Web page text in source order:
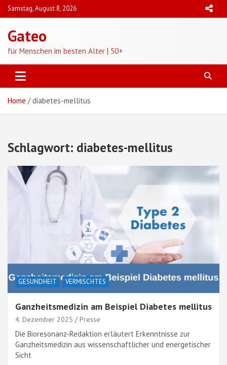
Skip
to
Samstag, August 8, 2026
Gateo
für Menschen im besten Alter | 50+
Home diabetes-mellitus
Schlagwort: diabetes-mellitus
GESUNDHEIT VERMISCHTES
Ganzheitsmedizin am Beispiel Diabetes mellitus
4. Dezember 2025 Presse
Die Bioresonanz-Redaktion erläutert Erkenntnisse zur
Ganzheitsmedizin aus wissenschaftlicher und energetischer
Sicht